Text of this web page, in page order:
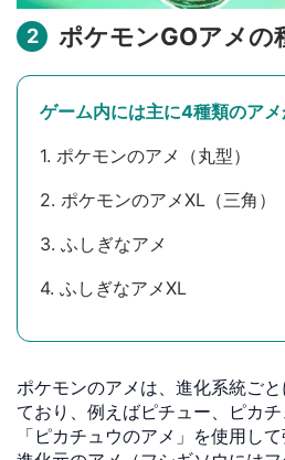
2 ポケモンGOアメの
ゲーム内には主に4種類のア
1. ポケモンのアメ（丸型）
2. ポケモンのアメXL（三角）
3. ふしぎなアメ
4. ふしぎなアメXL
ポケモンのアメは、進化系統ご
ており、例えばピチュー、ピカ
「ピカチュウのアメ」を使用し